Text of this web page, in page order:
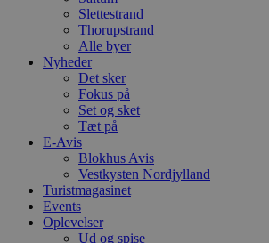
Slettestrand
Thorupstrand
Alle byer
Nyheder
Det sker
Fokus på
Set og sket
Tæt på
E-Avis
Blokhus Avis
Vestkysten Nordjylland
Turistmagasinet
Events
Oplevelser
Ud og spise